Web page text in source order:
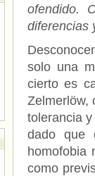
ofendido.
diferencias
solo una
cierto es
Zelmerlöw,
tolerancia
dado que
homofobia
como